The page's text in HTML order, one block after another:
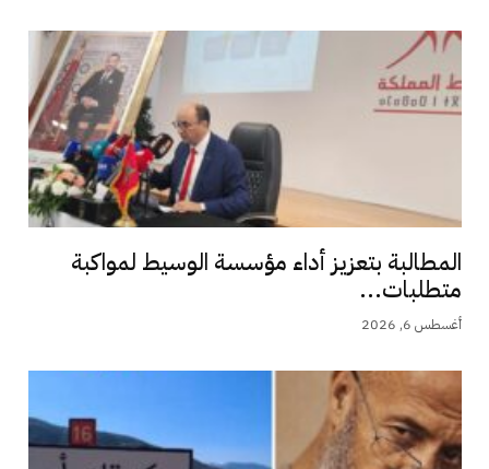
المطالبة بتعزيز أداء مؤسسة الوسيط لمواكبة
متطلبات...
أغسطس 6, 2026